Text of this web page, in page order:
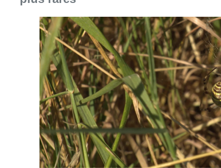
08 août 2026Consulter l'article "Au Moeraske, Bart
Marathon de contrôles de vitesse
ce week-end: “Une moto a été
flashée à 121 km/h sur l’avenue de
Tervuren”